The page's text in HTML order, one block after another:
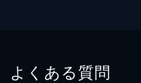
よくある質問